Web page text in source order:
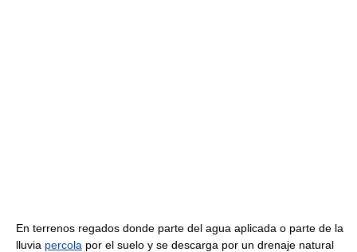
En terrenos regados donde parte del agua aplicada o parte de la
lluvia percola por el suelo y se descarga por un drenaje natural